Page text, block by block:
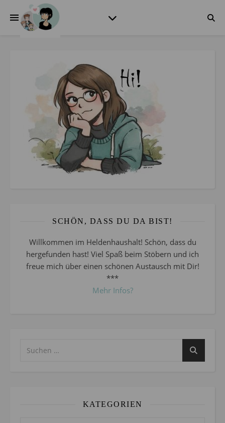
SCHÖN, DASS DU DA BIST!
Willkommen im Heldenhaushalt! Schön, dass du
hergefunden hast! Viel Spaß beim Stöbern und ich
freue mich über einen schönen Austausch mit Dir!
***
Mehr Infos?
KATEGORIEN